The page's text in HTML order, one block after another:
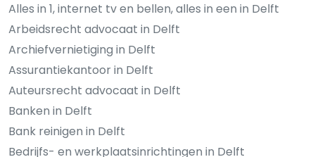
Alles in 1, internet tv en bellen, alles in een in Delft
Arbeidsrecht advocaat in Delft
Archiefvernietiging in Delft
Assurantiekantoor in Delft
Auteursrecht advocaat in Delft
Banken in Delft
Bank reinigen in Delft
Bedrijfs- en werkplaatsinrichtingen in Delft